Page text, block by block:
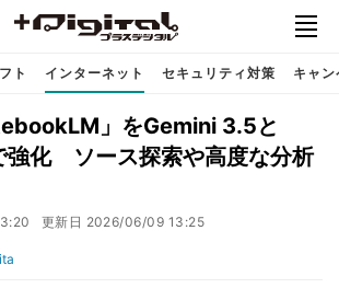
ト インターネット セキュリティ対策 キャ
」をGemini 3.5と
化 ソース探索や高度な分析
更新日 2026/06/09 13:25